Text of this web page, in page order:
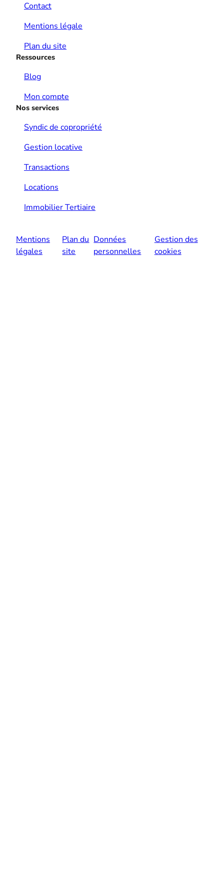
Contact
Mentions légale
Plan du site
Ressources
Blog
Mon compte
Nos services
Syndic de copropriété
Gestion locative
Transactions
Locations
Immobilier Tertiaire
Mentions
légales
Plan du
site
Données
personnelles
Gestion des
cookies